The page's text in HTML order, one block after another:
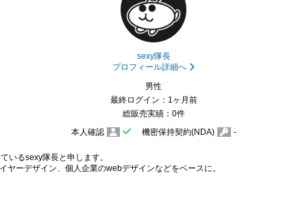
sexy隊長
プロフィール詳細へ
男性
最終ログイン：1ヶ月前
総販売実績：0件
本人確認
機密保持契約(NDA) -
いるsexy隊長と申します。
ヤーデザイン、個人企業のwebデザインなどをベースに。